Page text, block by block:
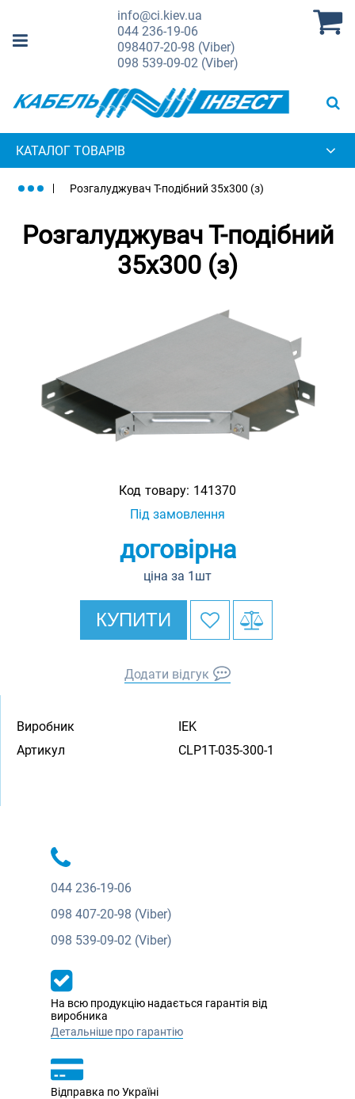
info@ci.kiev.ua
044236-19-06
098407-20-98 (Viber)
098 539-09-02 (Viber)
КАТАЛОГ ТОВАРІВ
Розгалуджувач Т-подібний 35х300 (з)
Розгалуджувач Т-подібний
35х300 (з)
Код товару: 141370
Під замовлення
договірна
ціна за 1шт
КУПИТИ
Додати відгук
Виробник
IEK
Артикул
CLP1T-035-300-1
044 236-19-06
098 407-20-98 (Viber)
098 539-09-02 (Viber)
На всю продукцію надається гарантія від
виробника
Детальніше про гарантію
Відправка по Україні